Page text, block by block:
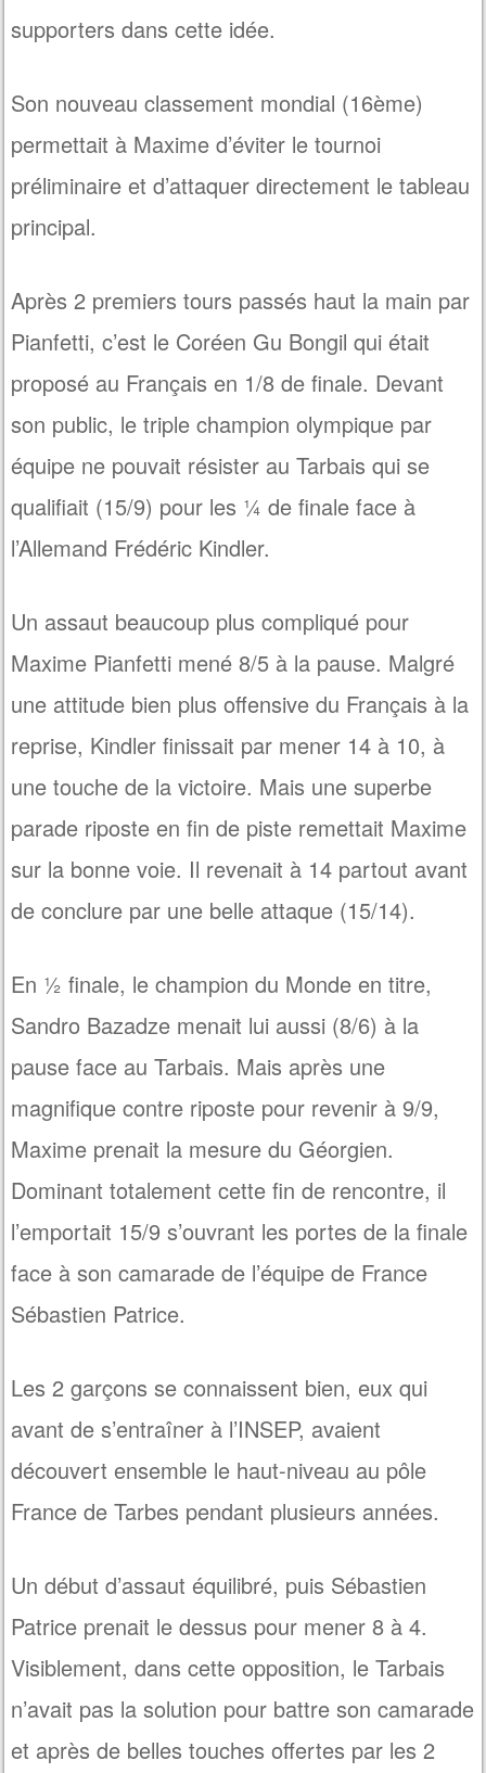
supporters dans cette idée.
Son nouveau classement mondial (16ème)
permettait à Maxime d’éviter le tournoi
préliminaire et d’attaquer directement le tableau
principal.
Après 2 premiers tours passés haut la main par
Pianfetti, c’est le Coréen Gu Bongil qui était
proposé au Français en 1/8 de finale. Devant
son public, le triple champion olympique par
équipe ne pouvait résister au Tarbais qui se
qualifiait (15/9) pour les ¼ de finale face à
l’Allemand Frédéric Kindler.
Un assaut beaucoup plus compliqué pour
Maxime Pianfetti mené 8/5 à la pause. Malgré
une attitude bien plus offensive du Français à la
reprise, Kindler finissait par mener 14 à 10, à
une touche de la victoire. Mais une superbe
parade riposte en fin de piste remettait Maxime
sur la bonne voie. Il revenait à 14 partout avant
de conclure par une belle attaque (15/14).
En ½ finale, le champion du Monde en titre,
Sandro Bazadze menait lui aussi (8/6) à la
pause face au Tarbais. Mais après une
magnifique contre riposte pour revenir à 9/9,
Maxime prenait la mesure du Géorgien.
Dominant totalement cette fin de rencontre, il
l’emportait 15/9 s’ouvrant les portes de la finale
face à son camarade de l’équipe de France
Sébastien Patrice.
Les 2 garçons se connaissent bien, eux qui
avant de s’entraîner à l’INSEP, avaient
découvert ensemble le haut-niveau au pôle
France de Tarbes pendant plusieurs années.
Un début d’assaut équilibré, puis Sébastien
Patrice prenait le dessus pour mener 8 à 4.
Visiblement, dans cette opposition, le Tarbais
n’avait pas la solution pour battre son camarade
et après de belles touches offertes par les 2